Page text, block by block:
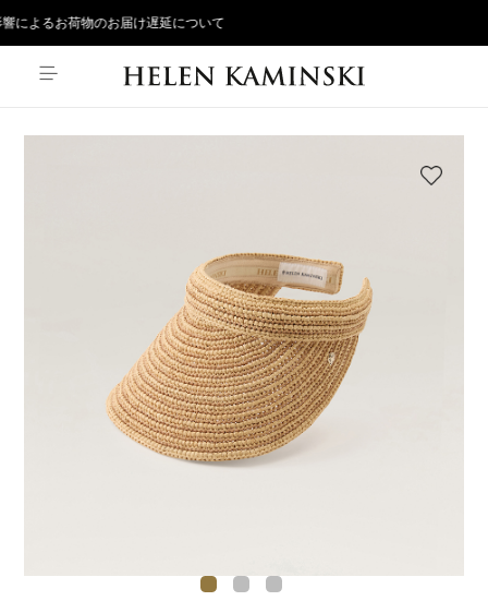
によるお荷物のお届け遅延について